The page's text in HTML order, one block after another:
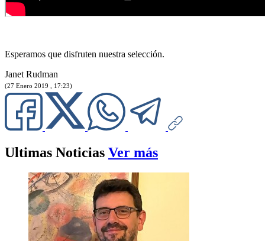
Esperamos que disfruten nuestra selección.
Janet Rudman
(27 Enero 2019 , 17:23)
Ultimas Noticias Ver más